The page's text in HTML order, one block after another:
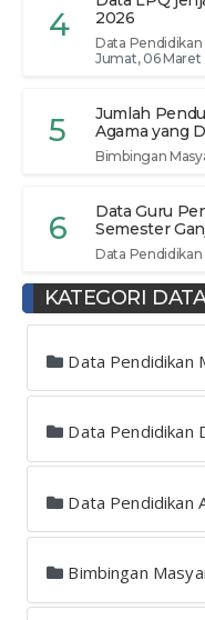
4
2026
Data
Jumat, 06 Maret
5
Jumlah
Agama yang
Bimbingan
6
Data Guru
Semester
Data
KATEGORI
Data Pendidikan
Data Pendidikan
Data Pendidikan
Bimbingan